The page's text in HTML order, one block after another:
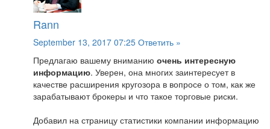
Rann
September 13, 2017 07:25 Ответить »
Предлагаю вашему вниманию очень интересную
информацию. Уверен, она многих заинтересует в
качестве расширения кругозора в вопросе о том, как же
зарабатывают брокеры и что такое торговые риски.
Добавил на страницу статистики компании информацию